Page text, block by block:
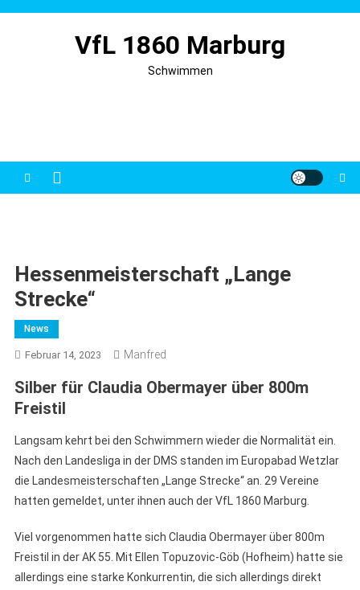
VfL 1860 Marburg
Schwimmen
Hessenmeisterschaft „Lange
Strecke“
News
Februar 14, 2023 Manfred
Silber für Claudia Obermayer über 800m
Freistil
Langsam kehrt bei den Schwimmern wieder die Normalität ein.
Nach den Landesliga in der DMS standen im Europabad Wetzlar
die Landesmeisterschaften „Lange Strecke“ an. 29 Vereine
hatten gemeldet, unter ihnen auch der VfL 1860 Marburg.
Viel vorgenommen hatte sich Claudia Obermayer über 800m
Freistil in der AK 55. Mit Ellen Topuzovic-Göb (Hofheim) hatte sie
allerdings eine starke Konkurrentin, die sich allerdings direkt